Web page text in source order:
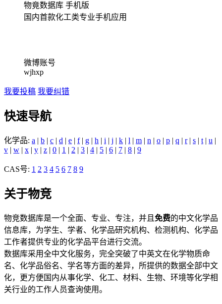
物竟数据库 手机版
国内首款化工类专业手机应用
微博账号
wjhxp
我要投稿 我要纠错
快速导航
化学品: a | b | c | d | e | f| g | h | i | j | k | l | m | n | o | p | q | r| s | t | u |
v | w | x | y | z | 0 | 1 | 2 | 3 | 4 | 5 | 6 | 7 | 8 | 9
CAS号: 1 2 3 4 5 6 7 8 9
关于物竞
物竞数据库是一个全面、专业、专注，并且 免费的中文化学品
信息库，为学生、学者、化学品研究机构、检测机构、化学品
工作者提供专业的化学品平台进行交流。
数据库采用全中文化服务，完全突破了中英文在化学物质命
名、化学品俗名、学名等方面的差异，所提供的数据全部中文
化，更方便国内从事化学、化工、材料、生物、环境等化学相
关行业的工作人员查询使用。